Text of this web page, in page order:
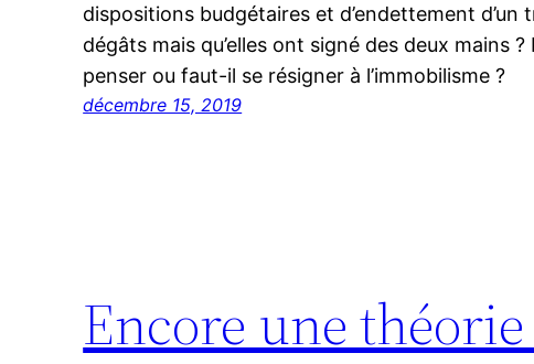
dispositions budgétaires et d’endettement
dégâts mais qu’elles ont signé des deux mains
penser ou faut-il se résigner à l’immobilisme ?
décembre 15, 2019
Encore une